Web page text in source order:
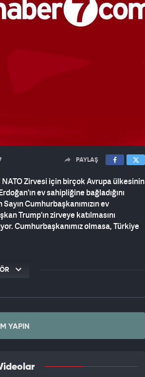
PAYLAŞ
NATO Zirvesi için birçok Avrupa ülkesinin
ev sahipliğine bağladığını
Cumhurbaşkanımızın ev
Trump'ın zirveye katılmasını
Cumhurbaşkanımız olmasa, Türkiye
YAPIN